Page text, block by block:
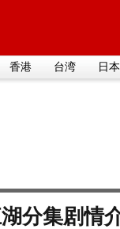
香港 台湾 日本
分集剧情